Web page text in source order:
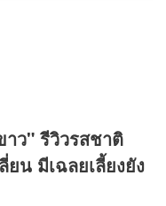
ว" รีวิวรสชาติ
ยน มีเฉลยเลี้ยงยัง